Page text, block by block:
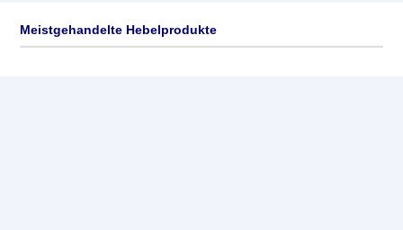
Meistgehandelte Hebelprodukte